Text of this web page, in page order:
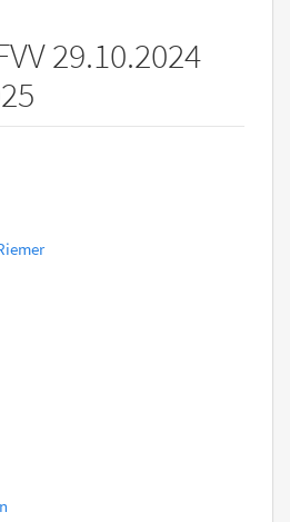
29.10.2024